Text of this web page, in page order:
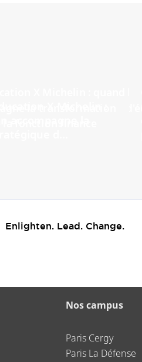
Enlighten. Lead. Change.
Nos campus
Paris Cergy
Paris La Défense